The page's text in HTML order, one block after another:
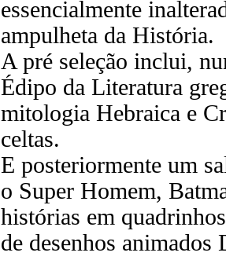
essencialmente
ampulheta da História.
A pré seleção inclui,
Édipo da Literatura
mitologia Hebraica e
celtas.
E posteriormente um
o Super Homem,
histórias em
de desenhos